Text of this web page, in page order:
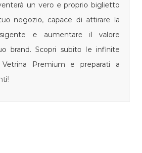
un vero e proprio biglietto
negozio, capace di attirare la
e aumentare il valore
brand. Scopri subito le infinite
Vetrina Premium e preparati a